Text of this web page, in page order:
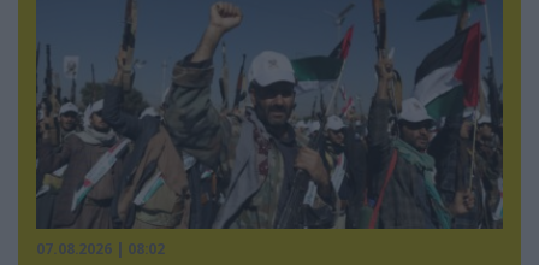
07.08.2026 | 08:02